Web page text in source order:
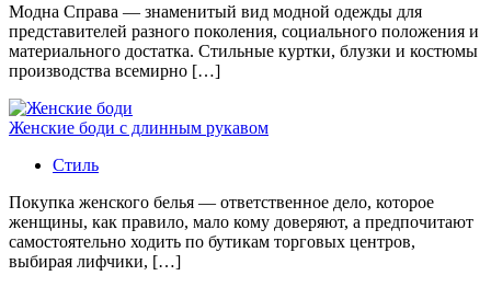
Модна Справа — знаменитый вид модной одежды для
представителей разного поколения, социального положения и
материального достатка. Стильные куртки, блузки и костюмы
производства всемирно […]
Женские боди с длинным рукавом
Стиль
Покупка женского белья — ответственное дело, которое
женщины, как правило, мало кому доверяют, а предпочитают
самостоятельно ходить по бутикам торговых центров,
выбирая лифчики, […]